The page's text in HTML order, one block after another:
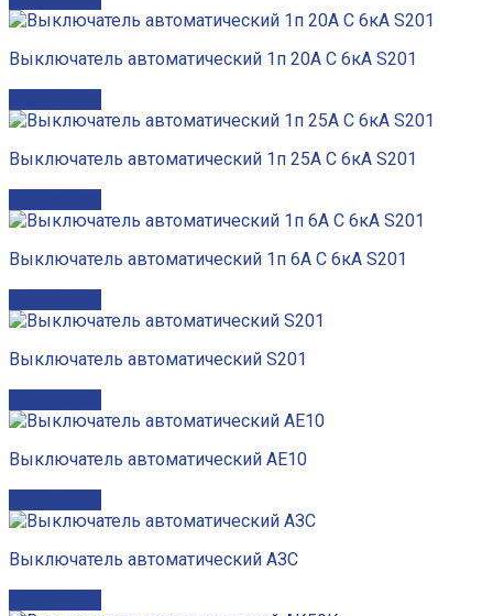
Выключатель автоматический 1п 20А C 6кА S201
Выключатель автоматический 1п 25А C 6кА S201
Выключатель автоматический 1п 6А C 6кА S201
Выключатель автоматический S201
Выключатель автоматический АЕ10
Выключатель автоматический АЗС